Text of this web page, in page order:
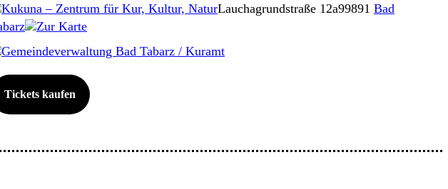
Kukuna – Zentrum für Kur, Kultur, NaturLauchagrundstraße 12a99891 Bad
Zur Karte
Gemeindeverwaltung Bad Tabarz / Kuramt
Tickets kaufen